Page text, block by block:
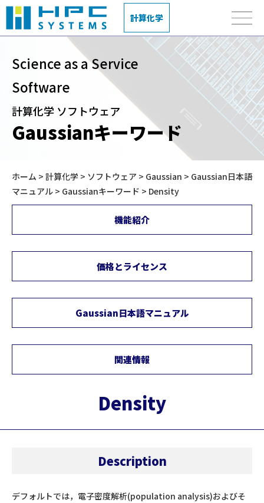
計算化学
Science as a Service
Software
計算化学 ソフトウェア
Gaussianキーワード
ホーム > 計算化学 > ソフトウェア > Gaussian > Gaussian日本語
マニュアル > Gaussianキーワード > Density
機能紹介
価格とライセンス
Gaussian日本語マニュアル
関連情報
Density
Description
デフォルトでは，電子密度解析(population analysis)およびそ